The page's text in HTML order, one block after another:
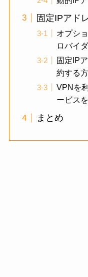
固定IPアド
オプシ
ロバイ
固定IP
約する
VPNを
ービス
まとめ